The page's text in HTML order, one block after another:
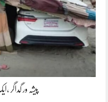
پیشہ ور گداگر